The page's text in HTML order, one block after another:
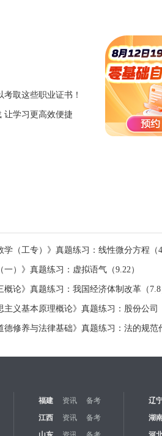
考取这些职业证书！
让学习更高效便捷
学（工专）》真题练习：线性微分方程（
一）》真题练习：虚拟语气（9.22）
概论》真题练习：我国经济体制改革（7.8
福建 资讯 备考 辽
江西 资讯 备考 湖